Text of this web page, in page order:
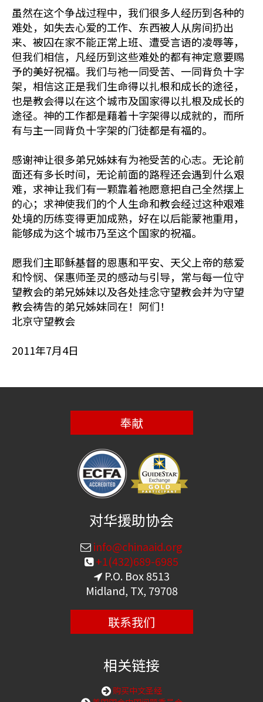
虽然在这个争战过程中，我们很多人经历到各种的
难处，如失去心爱的工作、东西被人从房间扔出
来、被囚在家不能正常上班、遭受言语的凌辱等，
但我们相信，凡经历到这些难处的都有神定意要赐
予的美好祝福。我们与祂一同受苦、一同背负十字
架，相信这正是我们生命得以扎根和成长的途径，
也是教会得以在这个城市及国家得以扎根及成长的
途径。神的工作都是藉着十字架得以成就的，而所
有与主一同背负十字架的门徒都是有福的。
感谢神让很多弟兄姊妹有为祂受苦的心志。无论前
面还有多长时间，无论前面的路程还会遇到什么艰
难，求神让我们有一颗靠着祂愿意把自己全然摆上
的心；求神使我们的个人生命和教会经过这种艰难
处境的历练变得更加成熟，好在以后能蒙祂重用，
能够成为这个城市乃至这个国家的祝福。
愿我们主耶稣基督的恩惠和平安、天父上帝的慈爱
和怜悯、保惠师圣灵的感动与引导，常与每一位守
望教会的弟兄姊妹以及各处挂念守望教会并为守望
教会祷告的弟兄姊妹同在！阿们！
北京守望教会
2011年7月4日
奉献
对华援助协会
info@chinaaid.org
+1(432)689-6985
P.O. Box 8513
Midland, TX, 79708
联系我们
相关链接
购买中文圣经